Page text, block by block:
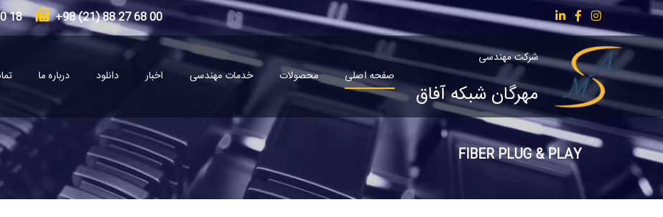
00 68 27 88 (21) 98+
18 60 24 88 (21) 98+
شرکت مهندسی
مهرگان شبکه آفاق
صفحه اصلی محصولات خدمات مهندسی اخبار دانلود درباره ما
FIBER PLUG & PLAY